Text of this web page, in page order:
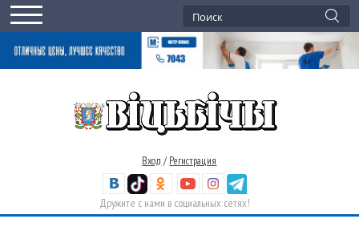
Вход / Регистрация
Дружите с нами в социальных сетях!